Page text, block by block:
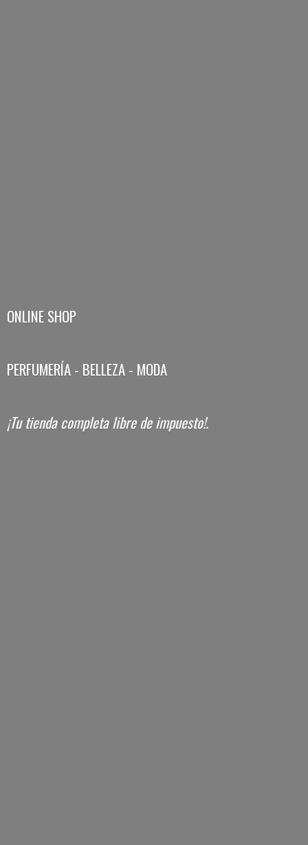
ONLINE SHOP
PERFUMERÍA - BELLEZA - MODA
¡Tu tienda completa librede impuesto!.